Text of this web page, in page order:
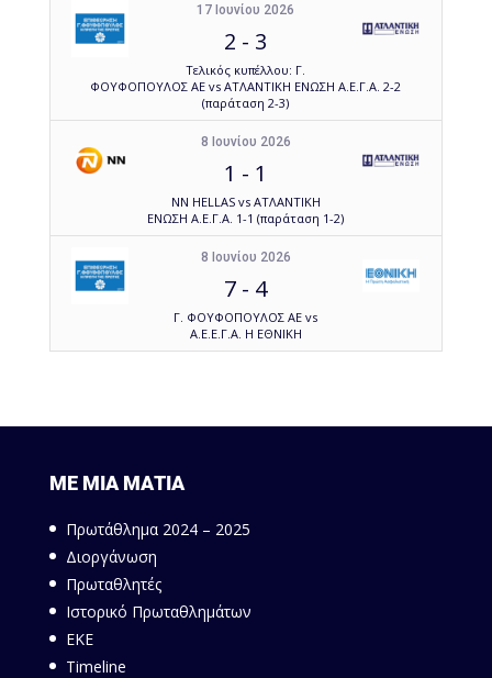
17 Ιουνίου 2026
2 - 3
Τελικός κυπέλλου: Γ.
ΦΟΥΦΟΠΟΥΛΟΣ ΑΕ vs ΑΤΛΑΝΤΙΚΗ ΕΝΩΣΗ Α.Ε.Γ.Α. 2-2
(παράταση 2-3)
8 Ιουνίου 2026
1 - 1
NN HELLAS vs ΑΤΛΑΝΤΙΚΗ
ΕΝΩΣΗ Α.Ε.Γ.Α. 1-1 (παράταση 1-2)
8 Ιουνίου 2026
7 - 4
Γ. ΦΟΥΦΟΠΟΥΛΟΣ ΑΕ vs
Α.Ε.Ε.Γ.Α. Η ΕΘΝΙΚΗ
ΜΕ ΜΙΑ ΜΑΤΙΑ
Πρωτάθλημα 2024 – 2025
Διοργάνωση
Πρωταθλητές
Ιστορικό Πρωταθλημάτων
ΕΚΕ
Timeline